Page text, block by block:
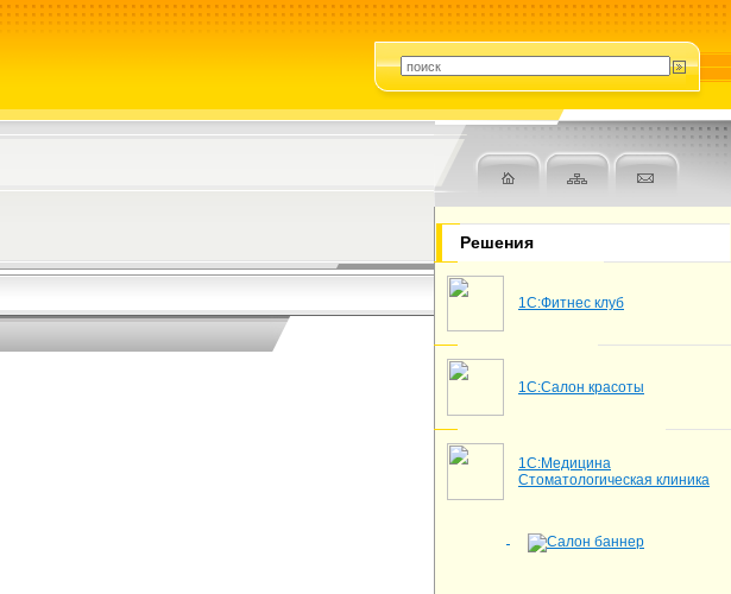
Решения
1С:Фитнес клуб
1С:Салон красоты
1С:Медицина
Стоматологическая клиника